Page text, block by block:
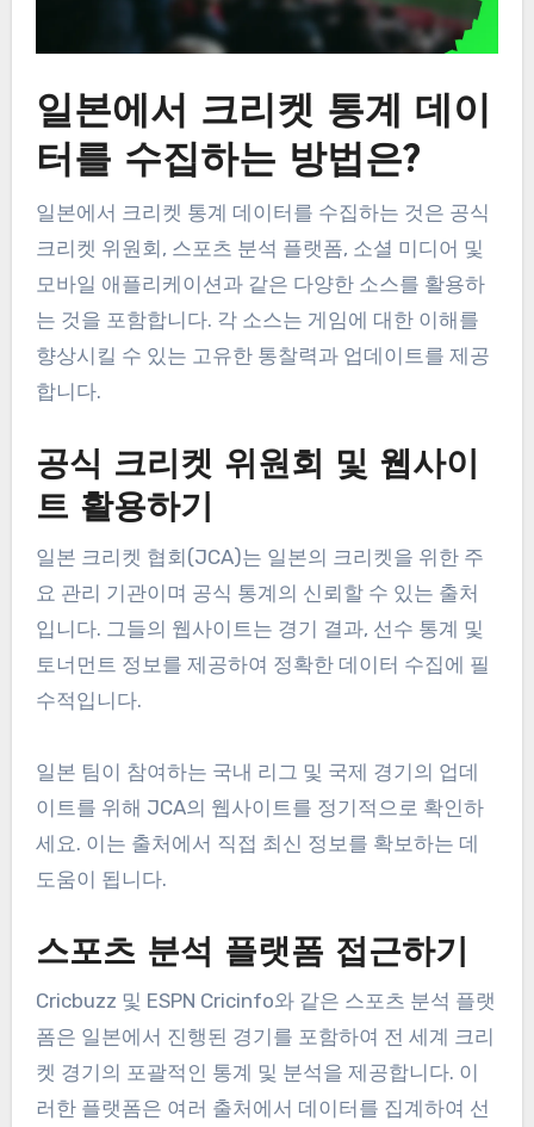
일본에서 크리켓 통계 데이
터를 수집하는 방법은?
일본에서 크리켓 통계 데이터를 수집하는 것은 공식
크리켓 위원회, 스포츠 분석 플랫폼, 소셜 미디어 및
모바일 애플리케이션과 같은 다양한 소스를 활용하
는 것을 포함합니다. 각 소스는 게임에 대한 이해를
향상시킬 수 있는 고유한 통찰력과 업데이트를 제공
합니다.
공식 크리켓 위원회 및 웹사이
트 활용하기
일본 크리켓 협회(JCA)는 일본의 크리켓을 위한 주
요 관리 기관이며 공식 통계의 신뢰할 수 있는 출처
입니다. 그들의 웹사이트는 경기 결과, 선수 통계 및
토너먼트 정보를 제공하여 정확한 데이터 수집에 필
수적입니다.
일본 팀이 참여하는 국내 리그 및 국제 경기의 업데
이트를 위해 JCA의 웹사이트를 정기적으로 확인하
세요. 이는 출처에서 직접 최신 정보를 확보하는 데
도움이 됩니다.
스포츠 분석 플랫폼 접근하기
Cricbuzz 및 ESPN Cricinfo와 같은 스포츠 분석 플랫
폼은 일본에서 진행된 경기를 포함하여 전 세계 크리
켓 경기의 포괄적인 통계 및 분석을 제공합니다. 이
러한 플랫폼은 여러 출처에서 데이터를 집계하여 선